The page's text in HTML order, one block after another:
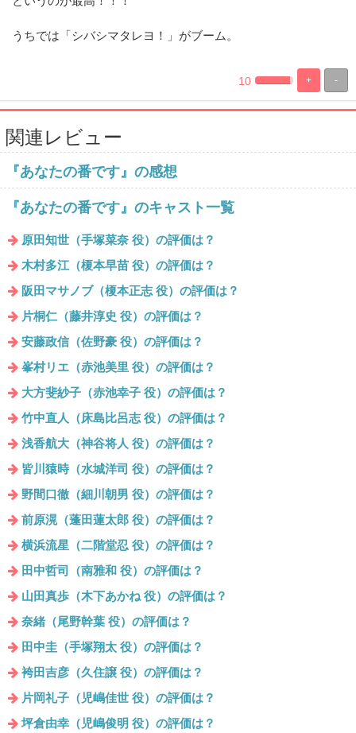
うちでは「シバシマタレヨ！」がブーム。
-
+
%
Complete
100%
Complete
10
関連レビュー
『あなたの番です』の感想
『あなたの番です』のキャスト一覧
原田知世（手塚菜奈 役）の評価は？
木村多江（榎本早苗 役）の評価は？
阪田マサノブ（榎本正志 役）の評価は？
片桐仁（藤井淳史 役）の評価は？
安藤政信（佐野豪 役）の評価は？
峯村リエ（赤池美里 役）の評価は？
大方斐紗子（赤池幸子 役）の評価は？
竹中直人（床島比呂志 役）の評価は？
浅香航大（神谷将人 役）の評価は？
皆川猿時（水城洋司 役）の評価は？
野間口徹（細川朝男 役）の評価は？
前原滉（蓬田蓮太郎 役）の評価は？
横浜流星（二階堂忍 役）の評価は？
田中哲司（南雅和 役）の評価は？
山田真歩（木下あかね 役）の評価は？
奈緒（尾野幹葉 役）の評価は？
田中圭（手塚翔太 役）の評価は？
袴田吉彦（久住譲 役）の評価は？
片岡礼子（児嶋佳世 役）の評価は？
坪倉由幸（児嶋俊明 役）の評価は？